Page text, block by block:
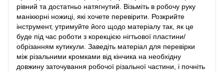
рівний та достатньо натягнутий. Візьміть в робочу руку
манікюрні ножиці, які хочете перевірити. Розкрийте
інструмент, утримуйте його щодо матеріалу так, як це
буде під час роботи з корекцією нігтьової пластини/
обрізанням кутикули. Заведіть матеріал для перевірки
між різальними кромками від кінчика на необхідну
довжину заточування робочої різальної частини, і почніть